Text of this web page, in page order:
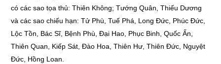
có các sao tọa thủ: Thiên Không; Tướng Quân, Thiếu Dương
và các sao chiếu hạn: Tử Phù, Tuế Phá, Long Đức, Phúc Đức,
Lộc Tồn, Bác Sĩ, Bệnh Phù, Đại Hao, Phục Binh, Quốc Ấn,
Thiên Quan, Kiếp Sát, Đào Hoa, Thiên Hư, Thiên Đức, Nguyệt
Đức, Hồng Loan.